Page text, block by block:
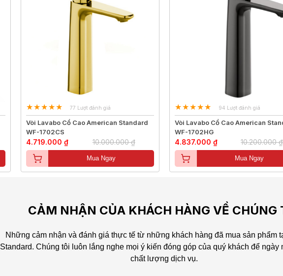
77 Lượt đánh giá
Vòi Lavabo Cổ Cao American Standard
WF-1702CS
4.719.000 ₫ 10.000.000 ₫
Mua Ngay
94 Lượt đánh giá
Vòi Lavabo Cổ Cao American
WF-1702HG
4.837.000 ₫ 10.200.000 ₫
Mua Ngay
CẢM NHẬN CỦA KHÁCH HÀNG VỀ CHÚNG
Những cảm nhận và đánh giá thực tế từ những khách hàng đã mua sản phẩm
Standard. Chúng tôi luôn lắng nghe mọi ý kiến đóng góp của quý khách để ngày
chất lượng dịch vụ.